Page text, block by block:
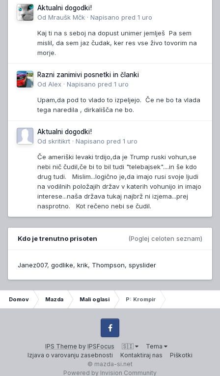
Aktualni dogodki!
Od Mraušk Mčk · Napisano pred 1 uro
Kaj ti na s seboj na dopust unimer jemlješ Pa sem
mislil, da sem jaz čudak, ker res vse živo tovorim na
morje.
Razni zanimivi posnetki in članki
Od Alex · Napisano pred 1 uro
Upam,da pod to vlado to izpeljejo. Če ne bo ta vlada
tega naredila , dirkališča ne bo.
Aktualni dogodki!
Od skritikrt · Napisano pred 1 uro
Če ameriški levaki trdijo,da je Trump ruski vohun,se
nebi nič čudil,če bi to bil tudi "telebajsek"....in še kdo
drug tudi. Mislim...logično je,da imajo rusi svoje ljudi
na vodilnih položajih držav v katerih vohunijo in imajo
interese...naša država tukaj najbrž ni izjema...prej
nasprotno. Kot rečeno nebi se čudil.
Kdo je trenutno prisoten (Poglej celoten seznam)
Janez007 godlike krik Thompson spyslider
Domov Mazda Mali oglasi P: Krompir
IPS Theme by IPSFocus 🇸🇮
Tema
Izjava o varovanju zasebnosti
Kontaktiraj nas Piškotki
Facebook
© mazda-si.net
Powered by Invision Community